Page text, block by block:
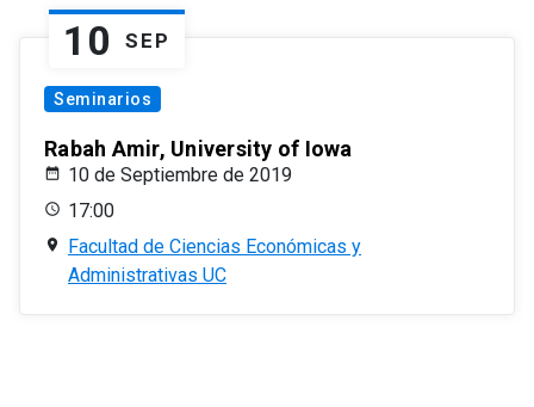
10 SEP
Seminarios
Rabah Amir, University of Iowa
10 de Septiembre de 2019
17:00
Facultad de Ciencias Económicas y
Administrativas UC